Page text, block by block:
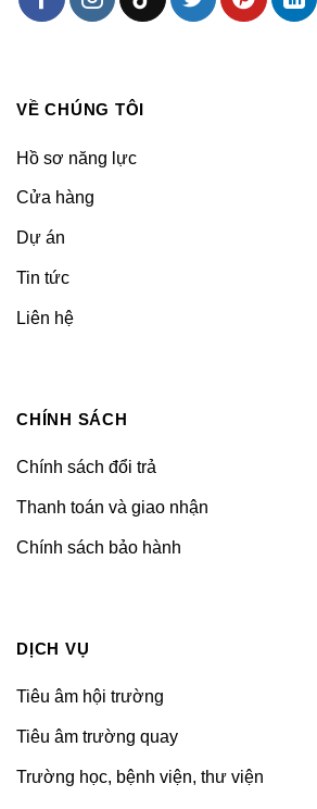
VỀ CHÚNG TÔI
Hồ sơ năng lực
Cửa hàng
Dự án
Tin tức
Liên hệ
CHÍNH SÁCH
Chính sách đổi trả
Thanh toán và giao nhận
Chính sách bảo hành
DỊCH VỤ
Tiêu âm hội trường
Tiêu âm trường quay
Trường học, bệnh viện, thư viện